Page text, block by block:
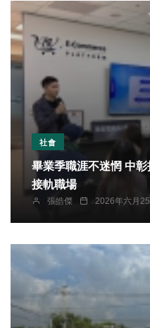
社會
畢業季職涯不迷惘 中
接軌職場
張皓傑 2026年六月